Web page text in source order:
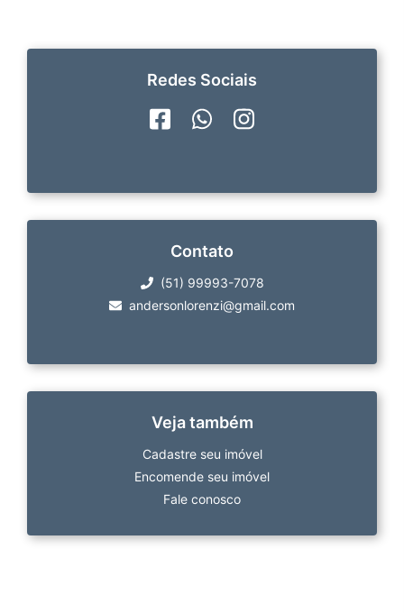
Redes Sociais
Contato
(51) 99993-7078
andersonlorenzi@gmail.com
Veja também
Cadastre seu imóvel
Encomende seu imóvel
Fale conosco